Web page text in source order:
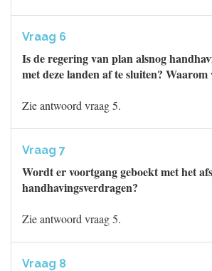
Vraag 6
Is de regering van plan alsnog
met deze landen af te sluiten? Waarom
Zie antwoord vraag 5.
Vraag 7
Wordt er voortgang geboekt met het
handhavingsverdragen?
Zie antwoord vraag 5.
Vraag 8